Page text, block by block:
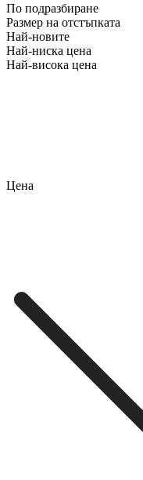
По подразбиране
Размер на отстъпката
Най-новите
Най-ниска цена
Най-висока цена
Цена